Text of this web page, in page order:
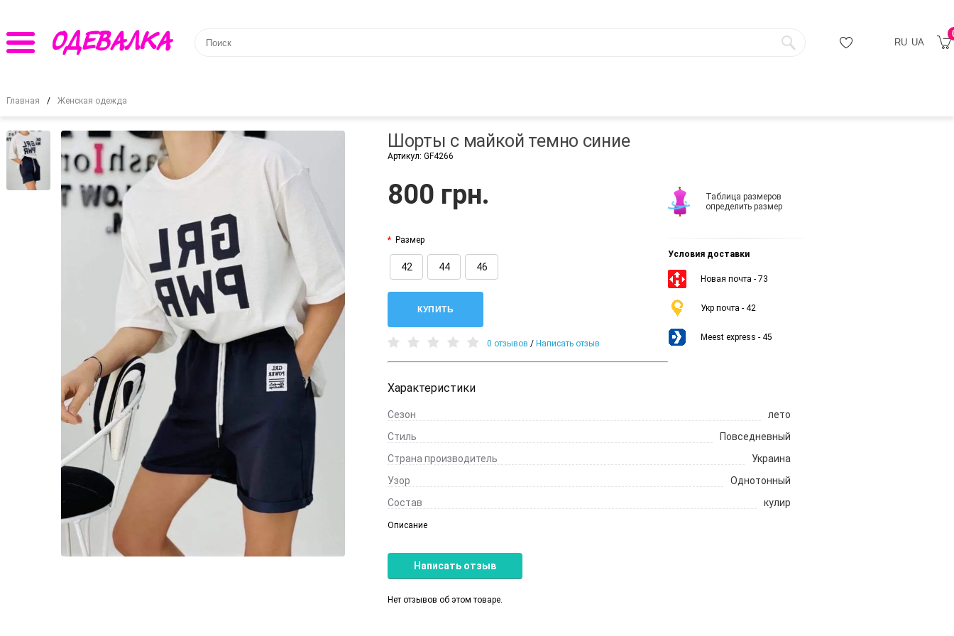
RU UA
Главная Женская одежда
Шорты с майкой темно синие
Артикул: GF4266
800 грн.
Размер
42 44 46
КУПИТЬ
0 отзывов / Написать отзыв
Таблица размеров
определить размер
Условия доставки
Новая почта - 73
Укр почта - 42
Meest express - 45
Характеристики
Сезон
лето
Стиль
Повседневный
Страна производитель
Украина
Узор
Однотонный
Состав
кулир
Описание
Написать отзыв
Нет отзывов об этом товаре.